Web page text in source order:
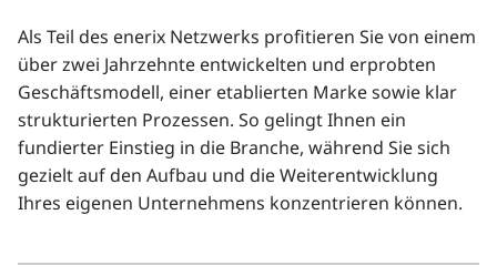
Als Teil des enerix Netzwerks profitieren Sie von einem
über zwei Jahrzehnte entwickelten und erprobten
Geschäftsmodell, einer etablierten Marke sowie klar
strukturierten Prozessen. So gelingt Ihnen ein
fundierter Einstieg in die Branche, während Sie sich
gezielt auf den Aufbau und die Weiterentwicklung
Ihres eigenen Unternehmens konzentrieren können.